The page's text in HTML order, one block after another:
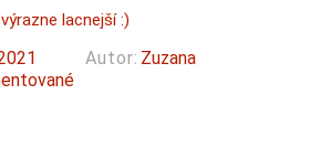
výrazne lacnejší :)
Autor: Zuzana